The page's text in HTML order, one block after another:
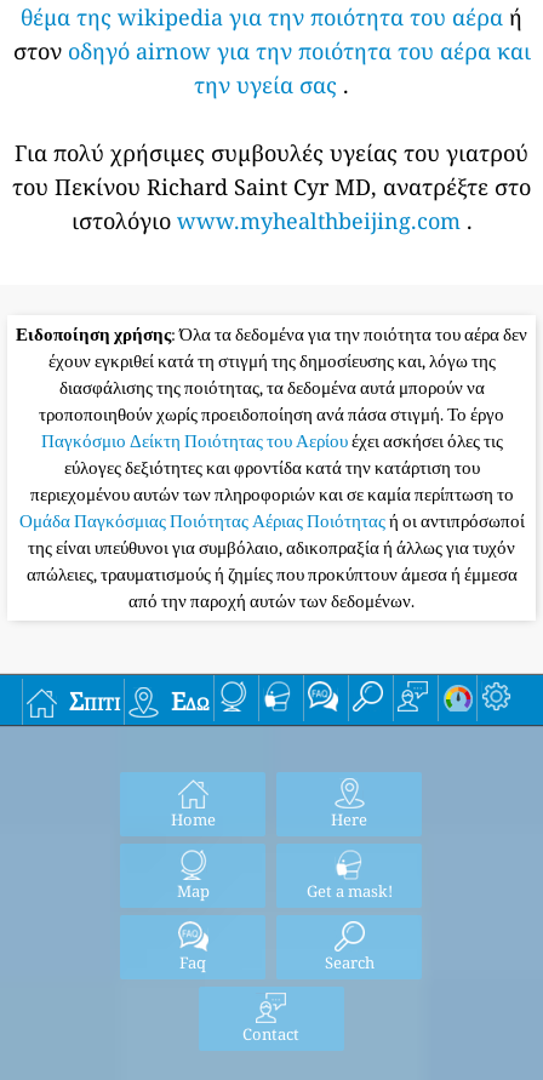
θέμα της wikipedia για την ποιότητα του αέρα ή
στον οδηγό airnow για την ποιότητα του αέρα και
την υγεία σας .
Για πολύ χρήσιμες συμβουλές υγείας του γιατρού
του Πεκίνου Richard Saint Cyr MD, ανατρέξτε στο
ιστολόγιο www.myhealthbeijing.com .
Ειδοποίηση χρήσης: Όλα τα δεδομένα για την ποιότητα του αέρα δεν
έχουν εγκριθεί κατά τη στιγμή της δημοσίευσης και, λόγω της
διασφάλισης της ποιότητας, τα δεδομένα αυτά μπορούν να
τροποποιηθούν χωρίς προειδοποίηση ανά πάσα στιγμή. Το έργο
Παγκόσμιο Δείκτη Ποιότητας του Αερίουέχει ασκήσει όλες τις
εύλογες δεξιότητες και φροντίδα κατά την κατάρτιση του
περιεχομένου αυτών των πληροφοριών και σε καμία περίπτωση το
Ομάδα Παγκόσμιας Ποιότητας Αέριας Ποιότηταςή οι αντιπρόσωποί
της είναι υπεύθυνοι για συμβόλαιο, αδικοπραξία ή άλλως για τυχόν
απώλειες, τραυματισμούς ή ζημίες που προκύπτουν άμεσα ή έμμεσα
από την παροχή αυτών των δεδομένων.
Σπίτι Εδώ
Home Here
Map Get a mask!
Faq Search
Contact